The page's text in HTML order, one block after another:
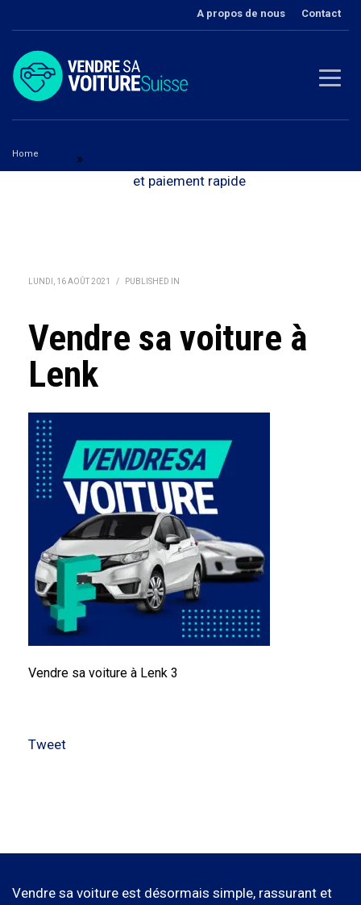
A propos de nous Contact
Home »
et paiement rapide
LUNDI, 16 AOÛT 2021 / PUBLISHED IN
Vendre sa voiture à
Lenk
Vendre sa voiture à Lenk 3
Tweet
Vendre sa voiture est désormais simple, rassurant et